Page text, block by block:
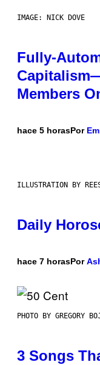
IMAGE: NICK DOVE
Fully-
Members
hace 5 horasPor
ILLUSTRATION BY
Daily
hace 7 horasPor
PHOTO BY GREGORY
3 Songs